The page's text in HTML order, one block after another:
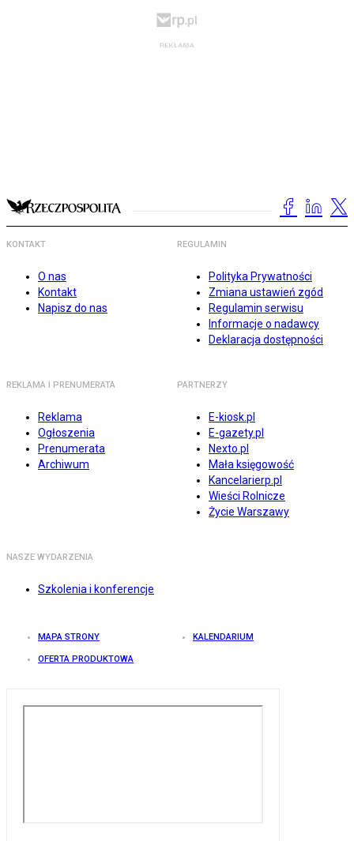
KONTAKT
O nas
Kontakt
Napisz do nas
REGULAMIN
Polityka Prywatności
Zmiana ustawień zgód
Regulamin serwisu
Informacje o nadawcy
Deklaracja dostępności
REKLAMA I PRENUMERATA
Reklama
Ogłoszenia
Prenumerata
Archiwum
PARTNERZY
E-kiosk.pl
E-gazety.pl
Nexto.pl
Mała księgowość
Kancelarierp.pl
Wieści Rolnicze
Życie Warszawy
NASZE WYDARZENIA
Szkolenia i konferencje
MAPA STRONY KALENDARIUM
OFERTA PRODUKTOWA